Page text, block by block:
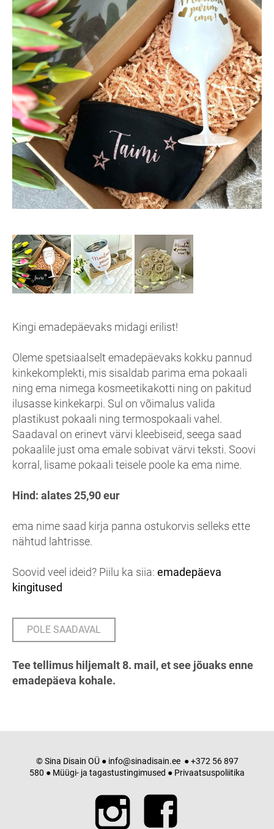
Kingi emadepäevaks midagi erilist!
Oleme spetsiaalselt emadepäevaks kokku pannud
kinkekomplekti, mis sisaldab parima ema pokaali
ning ema nimega kosmeetikakotti ning on pakitud
ilusasse kinkekarpi. Sul on võimalus valida
plastikust pokaali ning termospokaali vahel.
Saadaval on erinevt värvi kleebiseid, seega saad
pokaalile just oma emale sobivat värvi teksti. Soovi
korral, lisame pokaali teisele poole ka ema nime.
Hind: alates 25,90 eur
ema nime saad kirja panna ostukorvis selleks ette
nähtud lahtrisse.
Soovid veel ideid? Piilu ka siia: emadepäeva
kingitused
POLE SAADAVAL
Tee tellimus hiljemalt 8. mail, et see jõuaks enne
emadepäeva kohale.
© Sina Disain OÜ ● info@sinadisain.ee● +372 56 897
580 ● Müügi- ja tagastustingimused ● Privaatsuspoliitika